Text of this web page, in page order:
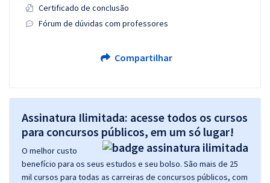
Certificado de conclusão
Fórum de dúvidas com professores
Compartilhar
Assinatura Ilimitada: acesse todos os cursos
para concursos públicos, em um só lugar!
O melhor custo
benefício para os seus estudos e seu bolso. São mais de 25
mil cursos para todas as carreiras de concursos públicos, com